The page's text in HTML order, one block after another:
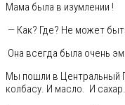
Мама была в изумлении !
— Как? Где? Не может
Она всегда была очень
Мы пошли в Центральный
колбасу. И масло. И сахар.